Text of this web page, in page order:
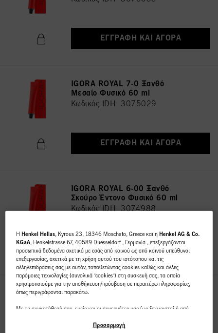
ΕΓΓΡΑΦΉ ΚΑΙ ΑΓΟΡΆ
IGORA ROYAL 7-0 Ξανθό
Μεσαίο Φυσικό 60 ml
Κωδικός IDH 3075029
ΕΓΓΡΑΦΉ ΚΑΙ ΑΓΟΡΆ
IGORA ROYAL 6-00 Ξανθό
Σκούρο Έντονο Φυσικό 60 ml
Κωδικός IDH 3074988
ΕΓΓΡΑΦΉ ΚΑΙ ΑΓΟΡΆ
IGORA ROYAL 7-00 Ξανθό
H Henkel Hellas, Kyrous 23, 18346 Moschato, Greece και η Henkel AG & Co.
KGaA, Henkelstrasse 67, 40589 Duesseldorf , Γερμανία , επεξεργάζονται
προσωπικά δεδομένα σχετικά με εσάς από κοινού ως από κοινού υπεύθυνοι
επεξεργασίας, σχετικά με τη χρήση αυτού του ιστότοπου και τις
αλληλεπιδράσεις σας με αυτόν, τοποθετώντας cookies καθώς και άλλες
παρόμοιες τεχνολογίες (συνολικά "cookies") στη συσκευή σας, τα οποία
χρησιμοποιούμε για την αποθήκευση/πρόσβαση σε περαιτέρω πληροφορίες,
όπως περιγράφονται παρακάτω.
Με τη συγκατάθεσή σας, εμείς και οι συνεργάτες μας (ως ξεχωριστοί ή από
δεδομένων που παραπέμπει στο υποσέλιδο, ενότητα "Cookies, Pixel,
Προσαρμογή